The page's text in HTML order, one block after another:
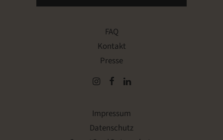
FAQ
Kontakt
Presse
Impressum
Datenschutz